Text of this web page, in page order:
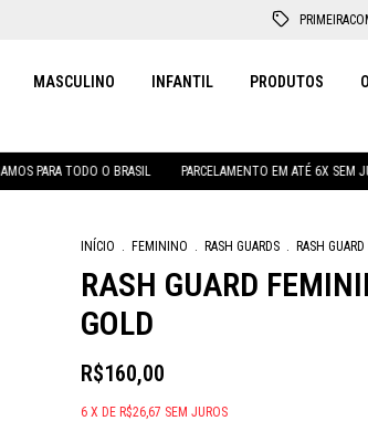
MASCULINO INFANTIL PRODUTOS
TODO O BRASIL PARCELAMENTO EM ATÉ 6X SEM JUROS
INÍCIO FEMININO RASH GUARDS RASH
RASH GUARD
GOLD
R$160,00
6 X DE R$26,67 SEM JUROS